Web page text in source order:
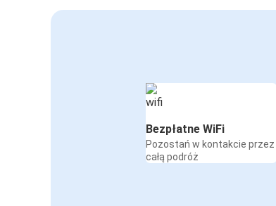
Bezpłatne WiFi
Pozostań w kontakcie przez
całą podróż